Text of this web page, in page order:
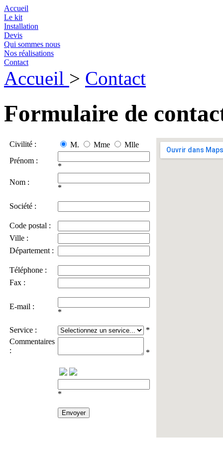
Accueil
Le kit
Installation
Devis
Qui sommes nous
Nos réalisations
Contact
Accueil > Contact
Formulaire de
Civilité : M. Mme
Mlle
Prénom :
*
Nom :
*
Société :
Code postal :
Ville :
Département :
Téléphone :
Fax :
E-mail :
*
Service :
*
Commentaires
:
*
*